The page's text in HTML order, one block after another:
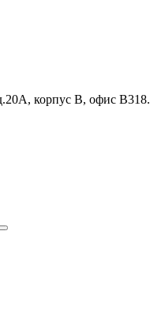
корпус В, офис В318.